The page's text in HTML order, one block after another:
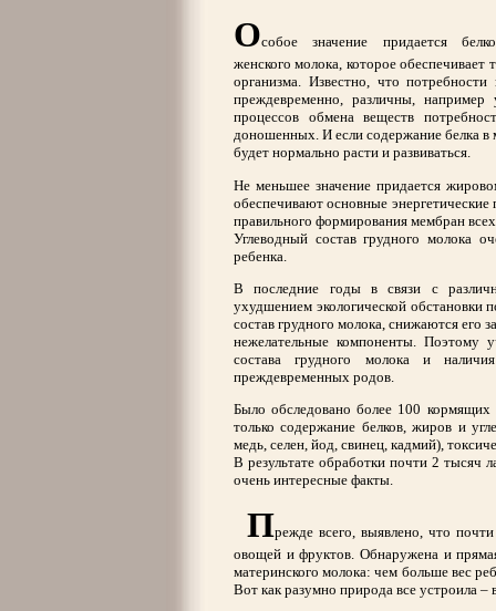
Особое значение придается
женского молока, которое
организма. Известно, что
преждевременно, различны,
процессов обмена веществ
доношенных. И если содержание белка
будет нормально расти и развиваться.
Не меньшее значение придается
обеспечивают основные
правильного формирования мембран
Углеводный состав грудного молока
ребенка.
В последние годы в связи с
ухудшением экологической обстановки
состав грудного молока, снижаются его
нежелательные компоненты. Поэтому
состава грудного молока и
преждевременных родов.
Было обследовано более 100
только содержание белков, жиров и
медь, селен, йод, свинец, кадмий),
В результате обработки почти 2 тысяч
очень интересные факты.
Прежде всего, выявлено, что
овощей и фруктов. Обнаружена и
материнского молока: чем больше вес
Вот как разумно природа все устроила